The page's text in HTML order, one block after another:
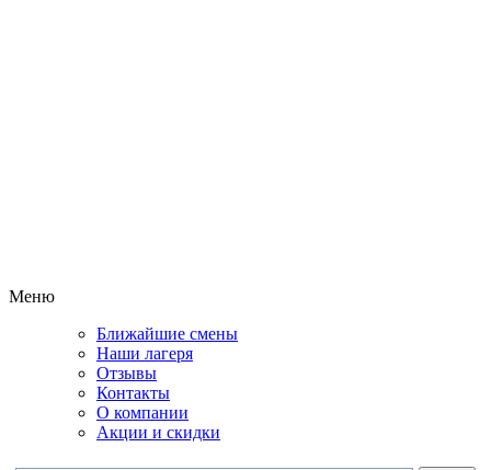
Меню
Ближайшие смены
Наши лагеря
Отзывы
Контакты
О компании
Акции и скидки